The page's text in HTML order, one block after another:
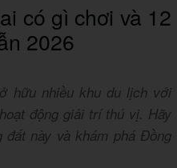
có gì chơi và 12
2026
hữu nhiều khu du lịch với
động giải trí thú vị. Hãy
đất này và khám phá Đồng